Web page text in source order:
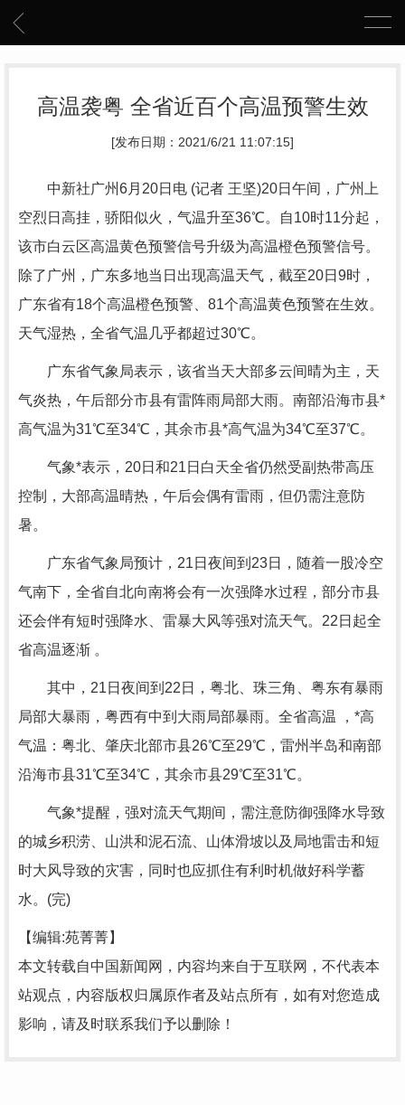
高温袭粤 全省近百个高温预警生效
[发布日期：2021/6/21 11:07:15]
中新社广州6月20日电 (记者 王坚)20日午间，广州上
空烈日高挂，骄阳似火，气温升至36℃。自10时11分起，
该市白云区高温黄色预警信号升级为高温橙色预警信号。
除了广州，广东多地当日出现高温天气，截至20日9时，
广东省有18个高温橙色预警、81个高温黄色预警在生效。
天气湿热，全省气温几乎都超过30℃。
广东省气象局表示，该省当天大部多云间晴为主，天
气炎热，午后部分市县有雷阵雨局部大雨。南部沿海市县*
高气温为31℃至34℃，其余市县*高气温为34℃至37℃。
气象*表示，20日和21日白天全省仍然受副热带高压
控制，大部高温晴热，午后会偶有雷雨，但仍需注意防
暑。
广东省气象局预计，21日夜间到23日，随着一股冷空
气南下，全省自北向南将会有一次强降水过程，部分市县
还会伴有短时强降水、雷暴大风等强对流天气。22日起全
省高温逐渐 。
其中，21日夜间到22日，粤北、珠三角、粤东有暴雨
局部大暴雨，粤西有中到大雨局部暴雨。全省高温 ，*高
气温：粤北、肇庆北部市县26℃至29℃，雷州半岛和南部
沿海市县31℃至34℃，其余市县29℃至31℃。
气象*提醒，强对流天气期间，需注意防御强降水导致
的城乡积涝、山洪和泥石流、山体滑坡以及局地雷击和短
时大风导致的灾害，同时也应抓住有利时机做好科学蓄
水。(完)
【编辑:苑菁菁】
本文转载自中国新闻网，内容均来自于互联网，不代表本
站观点，内容版权归属原作者及站点所有，如有对您造成
影响，请及时联系我们予以删除！